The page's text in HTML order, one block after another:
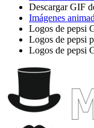
Descargar GIF
Imágenes
Logos de pepsi
Logos de pepsi
Logos de pepsi